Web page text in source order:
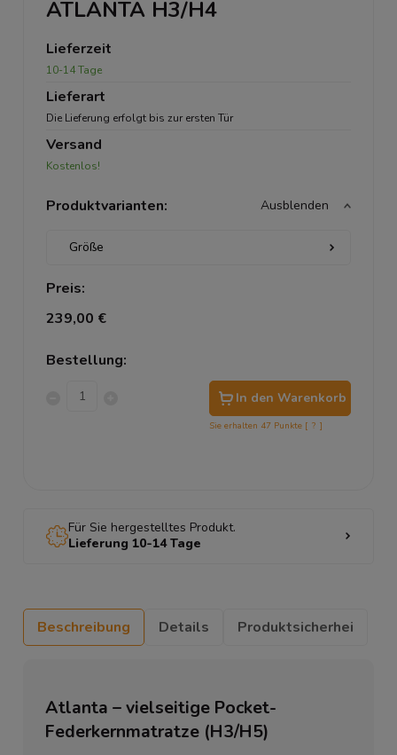
ATLANTA H3/H4
Lieferzeit
10-14 Tage
Lieferart
Die Lieferung erfolgt bis zur ersten Tür
Versand
Kostenlos!
Produktvarianten: Ausblenden
Preis:
239,00 €
Bestellung:
In den Warenkorb
Sie erhalten 47 Punkte [ ? ]
Für Sie hergestelltes Produkt.
Lieferung 10-14 Tage
Beschreibung Details Produktsicherhei
Atlanta – vielseitige Pocket-
Federkernmatratze (H3/H5)